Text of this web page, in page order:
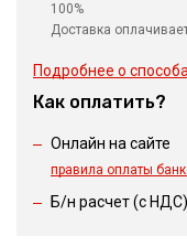
100%
Доставка
Подробнее о
Как оплатить?
Онлайн на сайте
правила оплаты
Б/н расчет (c НДС)